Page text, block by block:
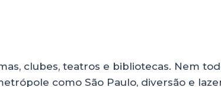
clubes, teatros e bibliotecas. Nem
como São Paulo, diversão e